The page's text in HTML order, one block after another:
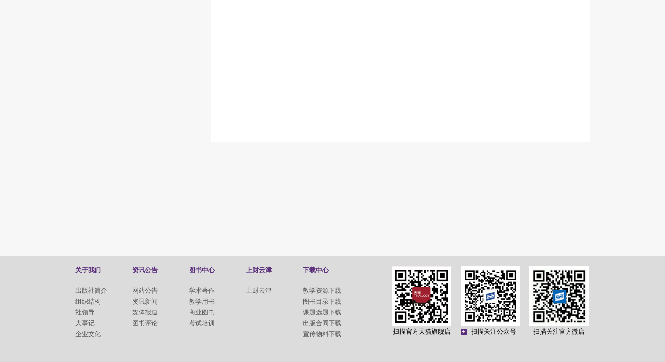
关于我们
出版社简介
组织结构
社领导
大事记
企业文化
资讯公告
网站公告
资讯新闻
媒体报道
图书评论
图书中心
学术著作
教学用书
商业图书
考试培训
上财云津
上财云津
下载中心
教学资源下载
图书目录下载
课题选题下载
出版合同下载
宣传物料下载
扫描官方天猫旗舰店 + 扫描关注公众号 扫描关注官方微店